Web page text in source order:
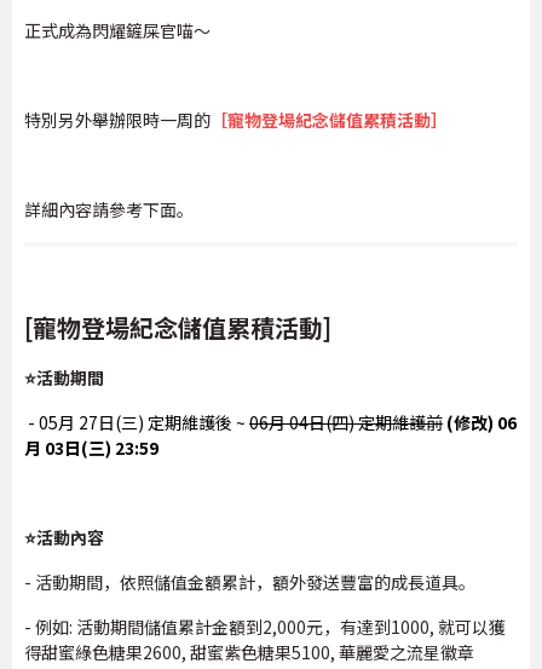
正式成為閃耀鏟屎官喵～
特別另外舉辦限時一周的 ［寵物登場紀念儲值累積活動］
詳細內容請參考下面。
[寵物登場紀念儲值累積活動]
⭐活動期間
- 05月 27日(三) 定期維護後 ~ 06月 04日(四) 定期維護前 (修改) 06
月 03日(三) 23:59
⭐活動內容
- 活動期間，依照儲值金額累計，額外發送豐富的成長道具。
- 例如: 活動期間儲值累計金額到2,000元，有達到1000, 就可以獲
得甜蜜綠色糖果2600, 甜蜜紫色糖果5100, 華麗愛之流星徽章